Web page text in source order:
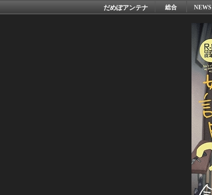
だめぽアンテナ 総合 NEWS